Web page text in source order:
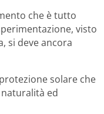
che è tutto
visto
si deve ancora
solare che
ed